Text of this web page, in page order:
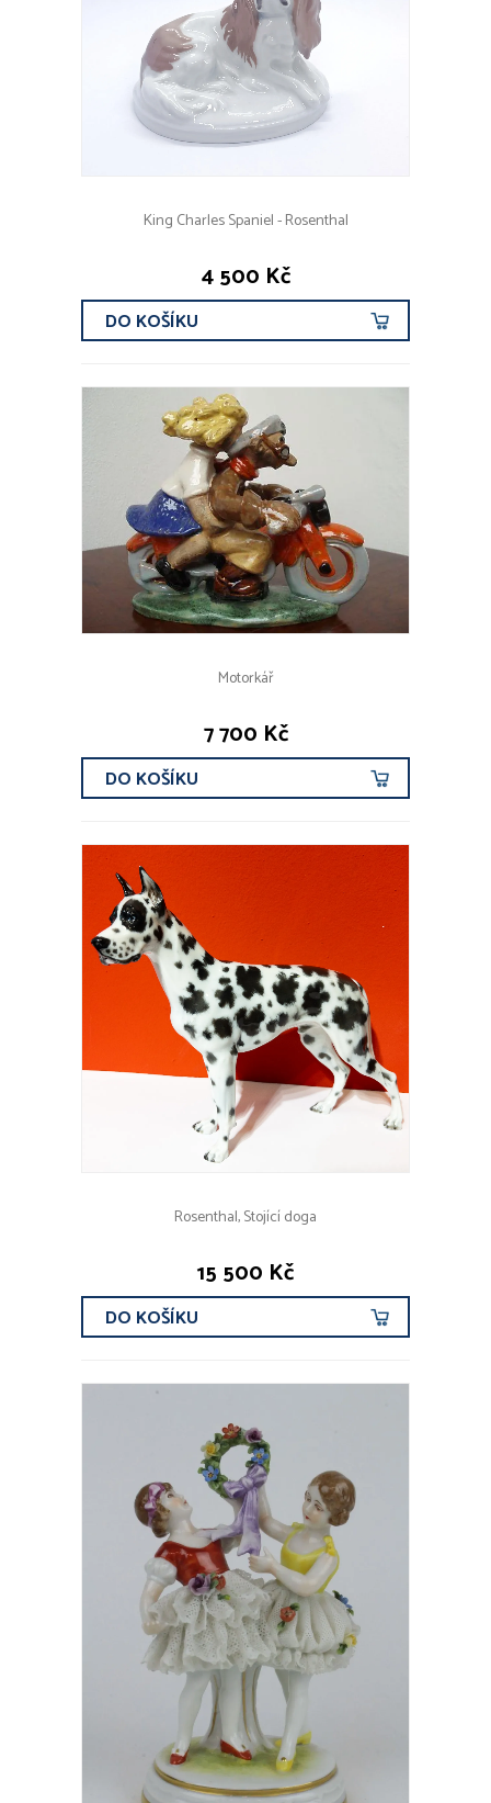
King Charles Spaniel - Rosenthal
4 500 Kč
DO KOŠÍKU
Motorkář
7 700 Kč
DO KOŠÍKU
Rosenthal, Stojící doga
15 500 Kč
DO KOŠÍKU